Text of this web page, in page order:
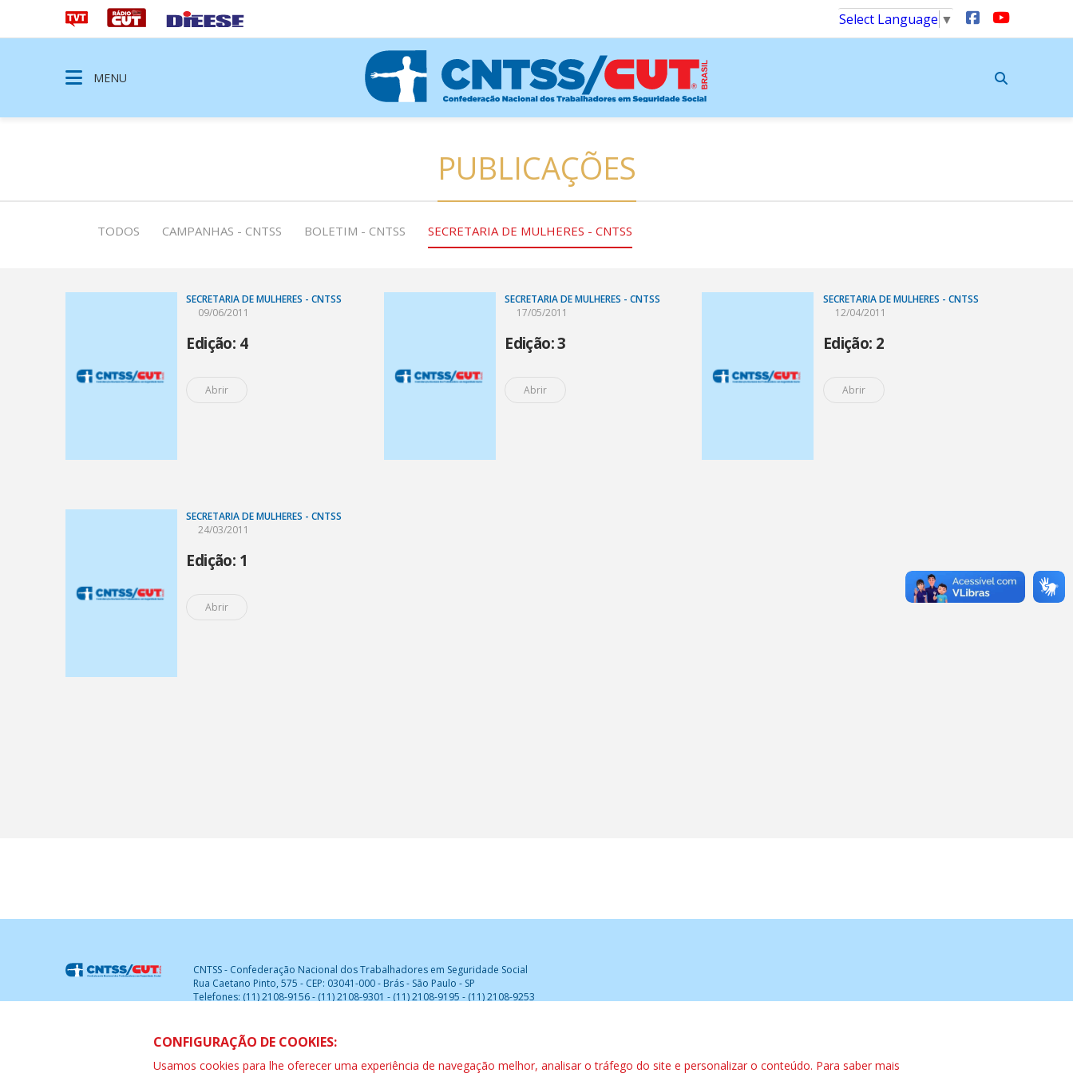
Select Language ▼
MENU
PUBLICAÇÕES
TODOS CAMPANHAS - CNTSS BOLETIM - CNTSS SECRETARIA DE MULHERES - CNTSS
SECRETARIA DE MULHERES - CNTSS
09/06/2011
Edição: 4
Abrir
SECRETARIA DE MULHERES - CNTSS
17/05/2011
Edição: 3
Abrir
SECRETARIA DE MULHERES - CNTSS
12/04/2011
Edição: 2
Abrir
SECRETARIA DE MULHERES - CNTSS
24/03/2011
Edição: 1
Abrir
CNTSS - Confederação Nacional dos Trabalhadores em Seguridade Social
Rua Caetano Pinto, 575 - CEP: 03041-000 - Brás - São Paulo - SP
Telefones: (11) 2108-9156 - (11) 2108-9301 - (11) 2108-9195 - (11) 2108-9253
CNTSS – Brasília - SCS - Quadra 01 Bloco “L” - Edifício Márcia – 4º andar - Sala 408 - Asa Sul – Brasília/DF -
CEP:70.301-00
(0XX61) 3224-0818 - df@cntsscut.org.br/assessoria@cntsscut.org.br
CONFIGURAÇÃO DE COOKIES:
Usamos cookies para lhe oferecer uma experiência de navegação melhor, analisar o tráfego do site e personalizar o conteúdo. Para saber mais